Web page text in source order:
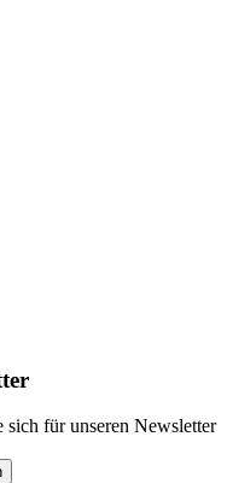
für unseren Newsletter